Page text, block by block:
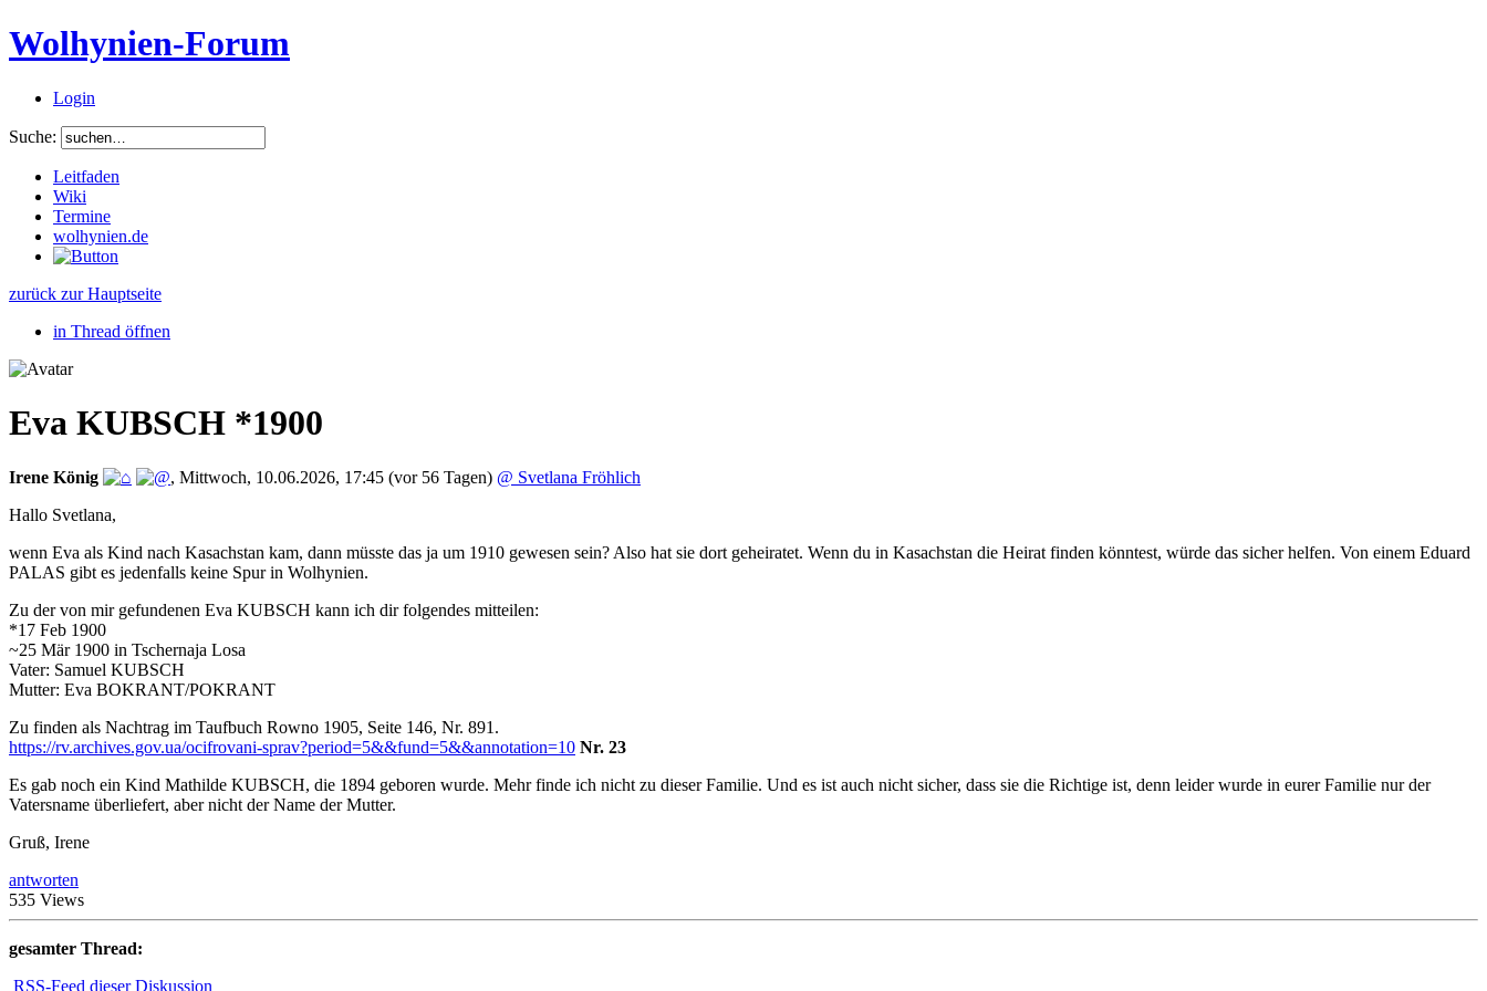
Wolhynien-Forum
Login
Suche:
Leitfaden
Wiki
Termine
wolhynien.de
zurück zur Hauptseite
in Thread öffnen
Eva KUBSCH *1900
Irene König , Mittwoch, 10.06.2026, 17:45 (vor 56 Tagen) @ Svetlana Fröhlich
Hallo Svetlana,
wenn Eva als Kind nach Kasachstan kam, dann müsste das ja um 1910 gewesen sein? Also hat sie dort geheiratet. Wenn du in Kasachstan die Heirat finden könntest, würde das sicher helfen. Von einem Eduard
PALAS gibt es jedenfalls keine Spur in Wolhynien.
Zu der von mir gefundenen Eva KUBSCH kann ich dir folgendes mitteilen:
*17 Feb 1900
~25 Mär 1900 in Tschernaja Losa
Vater: Samuel KUBSCH
Mutter: Eva BOKRANT/POKRANT
Zu finden als Nachtrag im Taufbuch Rowno 1905, Seite 146, Nr. 891.
https://rv.archives.gov.ua/ocifrovani-sprav?period=5&&fund=5&&annotation=10 Nr. 23
Es gab noch ein Kind Mathilde KUBSCH, die 1894 geboren wurde. Mehr finde ich nicht zu dieser Familie. Und es ist auch nicht sicher, dass sie die Richtige ist, denn leider wurde in eurer Familie nur der
Vatersname überliefert, aber nicht der Name der Mutter.
Gruß, Irene
antworten
535 Views
gesamter Thread:
RSS-Feed dieser Diskussion